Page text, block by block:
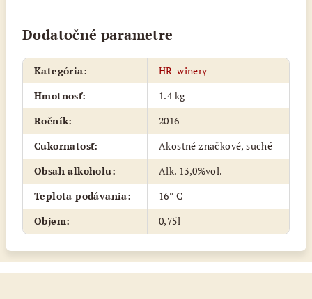
Dodatočné parametre
Kategória:
HR-winery
Hmotnosť:
1.4 kg
Ročník:
2016
Cukornatosť:
Akostné značkové, suché
Obsah alkoholu:
Alk. 13,0%vol.
Teplota podávania:
16° C
Objem: 0,75l